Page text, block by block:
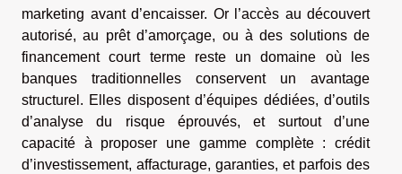
marketing avant d’encaisser. Or l’accès au découvert
autorisé, au prêt d’amorçage, ou à des solutions de
financement court terme reste un domaine où les
banques traditionnelles conservent un avantage
structurel. Elles disposent d’équipes dédiées, d’outils
d’analyse du risque éprouvés, et surtout d’une
capacité à proposer une gamme complète : crédit
d’investissement, affacturage, garanties, et parfois des